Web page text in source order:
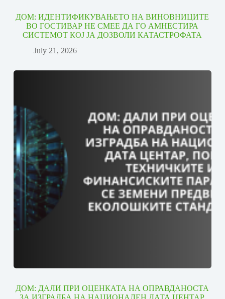
ДОМ: ИДЕНТИФИКУВАЊЕТО НА ВИНОВНИЦИТЕ
ВО ГОСТИВАР НЕ СМЕЕ ДА ГО АМНЕСТИРА
СИСТЕМОТ КОЈ ЈА ДОЗВОЛИ КАТАСТРОФАТА
July 21, 2026
ДОМ: ДАЛИ ПРИ ОЦЕНКАТА НА ОПРАВДАНОСТА
ЗА ИЗГРАДБА НА НАЦИОНАЛЕН ДАТА ЦЕНТАР,